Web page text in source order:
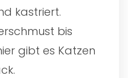
kastriert.
bis
gibt es Katzen